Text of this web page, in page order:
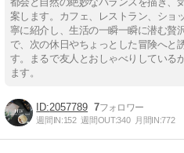
案します。カフェ、レストラン、ショ
寧に紹介し、生活の一瞬一瞬に潜む贅
で、次の休日やちょっとした冒険へと
す。まるで友人とおしゃべりしている
ます。
2057789 7
週間IN:152 週間OUT:340 月間IN:772